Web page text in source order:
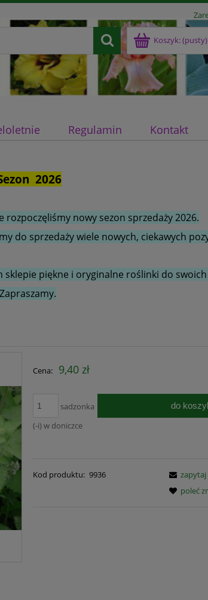
Koszyk:(pusty)
Regulamin Kontakt
2026
nowy sezon sprzedaży 2026.
do sprzedaży wiele nowych, ciekawych
sklepie piękne i oryginalne roślinki do
Zapraszamy.
Cena: 9,40 zł
sadzonka
(-i) w doniczce
do
Kod produktu: 9936
poleć